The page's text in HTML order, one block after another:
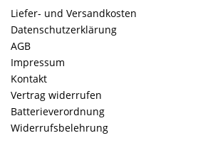
Liefer- und Versandkosten
Datenschutzerklärung
AGB
Impressum
Kontakt
Vertrag widerrufen
Batterieverordnung
Widerrufsbelehrung